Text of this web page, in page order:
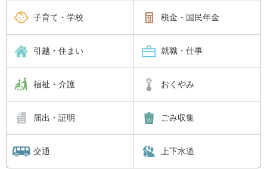
子育て・学校 税金・国民年金
引越・住まい 就職・仕事
福祉・介護 おくやみ
届出・証明 ごみ収集
交通 上下水道